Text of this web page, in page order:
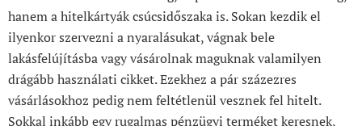
hanem a hitelkártyák csúcsidőszaka is. Sokan kezdik el
ilyenkor szervezni a nyaralásukat, vágnak bele
lakásfelújításba vagy vásárolnak maguknak valamilyen
drágább használati cikket. Ezekhez a pár százezres
vásárlásokhoz pedig nem feltétlenül vesznek fel hitelt.
Sokkal inkább egy rugalmas pénzügyi terméket keresnek,